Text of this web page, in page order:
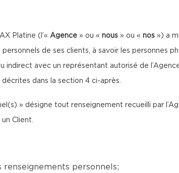
Platine (l’« Agence » ou « nous » ou « nos ») a
de ses clients, à savoir les personnes
indirect avec un représentant autorisé de
décrites dans la section 4 ci-après.
» désigne tout renseignement recueilli par
Client.
renseignements personnels;